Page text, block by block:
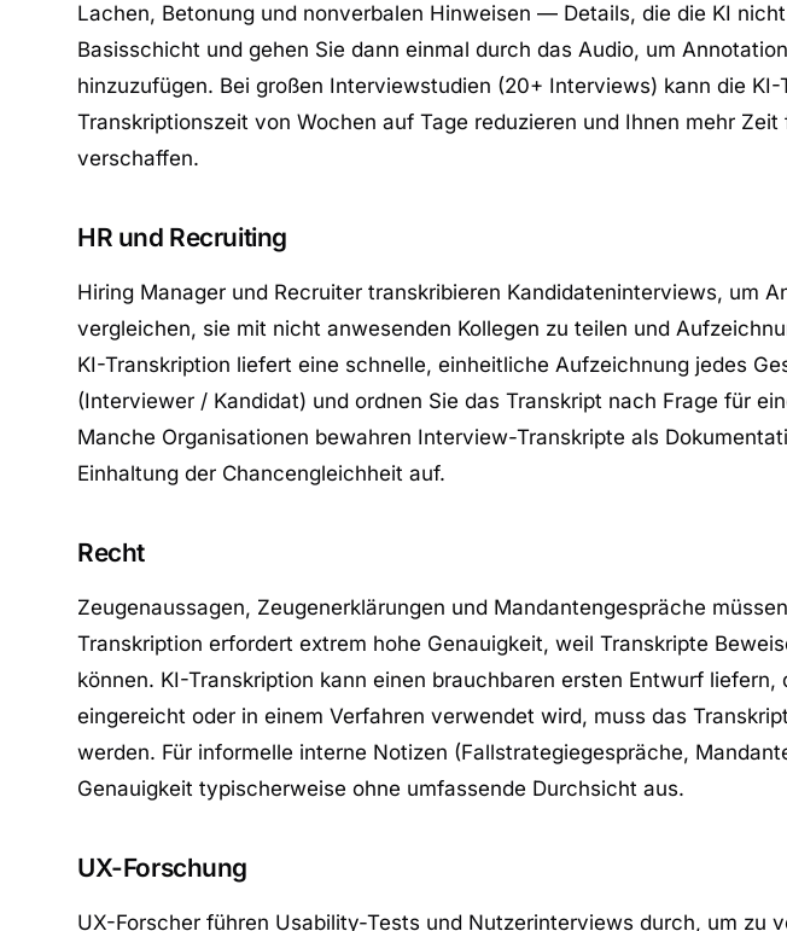
Lachen, Betonung und nonverbalen Hinweisen — Details, die die KI
Basisschicht und gehen Sie dann einmal durch das Audio, um
hinzuzufügen. Bei großen Interviewstudien (20+ Interviews) kann die
Transkriptionszeit von Wochen auf Tage reduzieren und Ihnen mehr
verschaffen.
HR und Recruiting
Hiring Manager und Recruiter transkribieren Kandidateninterviews, um
vergleichen, sie mit nicht anwesenden Kollegen zu teilen und
KI-Transkription liefert eine schnelle, einheitliche Aufzeichnung jedes
(Interviewer / Kandidat) und ordnen Sie das Transkript nach Frage für
Manche Organisationen bewahren Interview-Transkripte als
Einhaltung der Chancengleichheit auf.
Recht
Zeugenaussagen, Zeugenerklärungen und Mandantengespräche
Transkription erfordert extrem hohe Genauigkeit, weil Transkripte
können. KI-Transkription kann einen brauchbaren ersten Entwurf
eingereicht oder in einem Verfahren verwendet wird, muss das
werden. Für informelle interne Notizen (Fallstrategiegespräche,
Genauigkeit typischerweise ohne umfassende Durchsicht aus.
UX-Forschung
UX-Forscher führen Usability-Tests und Nutzerinterviews durch, um zu